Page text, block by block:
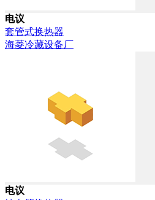
电议
套管式换热器
海菱冷藏设备厂
电议